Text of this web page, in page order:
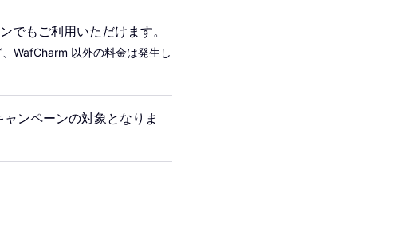
でもご利用いただけます。
WafCharm 以外の料金は発生し
ンペーンの対象となりま